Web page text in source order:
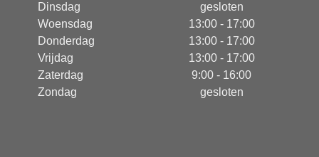
Dinsdag
gesloten
Woensdag
13:00 - 17:00
Donderdag
13:00 - 17:00
Vrijdag
13:00 - 17:00
Zaterdag
9:00 - 16:00
Zondag
gesloten